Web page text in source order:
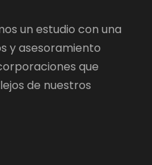
un estudio con una
y asesoramiento
que
de nuestros